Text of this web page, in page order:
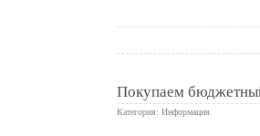
Покупаем
Категория: Информация